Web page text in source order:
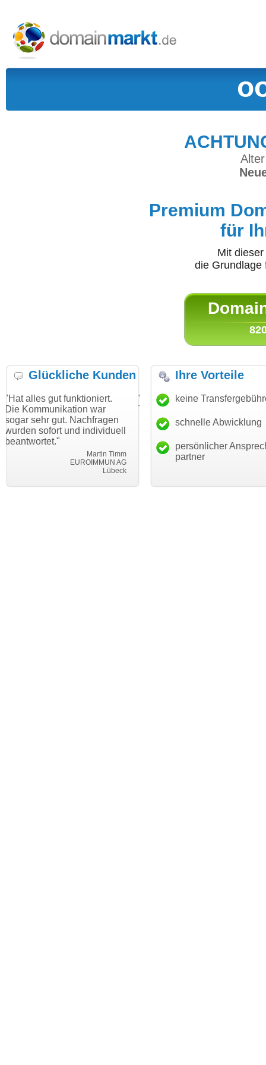
Premium
für
Mit
die
Glückliche Kunden
funktioniert.
war
Nachfragen
und individuell
"Danke für den schnellen
Transfer und guten Service!"
Thomas Schäfer
i can eckert communication GmbH
"Ich bin
haben. Die
mein
Ihre Vorteile
keine
schnelle Abwicklung
persönlicher
partner